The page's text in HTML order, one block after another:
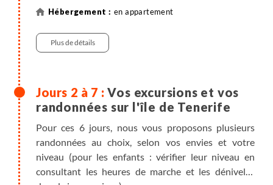
en appartement
Plus de détails
Vos excursions et vos
randonnées sur l'île de Tenerife
Pour ces 6 jours, nous vous proposons plusieurs
randonnées au choix, selon vos envies et votre
niveau (pour les enfants : vérifier leur niveau en
consultant les heures de marche et les dénivelés